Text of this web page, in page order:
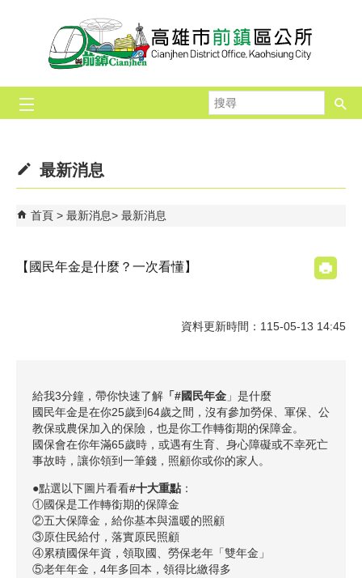
跳到主要內容區塊
尋
最新消息
首頁 最新消息 最新消息
【國民年金是什麼？一次看懂】
資料更新時間：115-05-13 14:45
給我3分鐘，帶你快速了解 「#國民年金 」是什麼
國民年金是在你25歲到64歲之間，沒有參加勞保、軍保、公
教保或農保加入的保險，也是你工作轉銜期的保障金。
國保會在你年滿65歲時，或遇有生育、身心障礙或不幸死亡
事故時，讓你領到一筆錢，照顧你或你的家人。
●點選以下圖片看看#十大重點：
①國保是工作轉銜期的保障金
②五大保障金，給你基本與溫暖的照顧
③原住民給付，落實原民照顧
④累積國保年資，領取國、勞保老年「雙年金」
⑤老年年金，4年多回本，領得比繳得多